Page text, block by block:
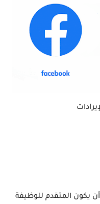
يكون المتقدم للوظيفة